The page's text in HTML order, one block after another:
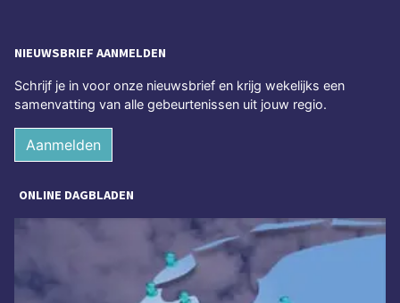
NIEUWSBRIEF AANMELDEN
Schrijf je in voor onze nieuwsbrief en krijg wekelijks een
samenvatting van alle gebeurtenissen uit jouw regio.
Aanmelden
ONLINE DAGBLADEN